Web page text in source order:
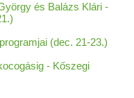
és Balázs Klári -
(dec. 21-23.)
- Kőszegi